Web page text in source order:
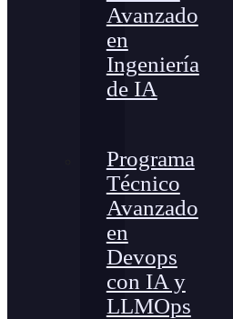
Avanzado
en
Ingeniería
de IA
Programa
Técnico
Avanzado
en
Devops
con IA y
LLMOps